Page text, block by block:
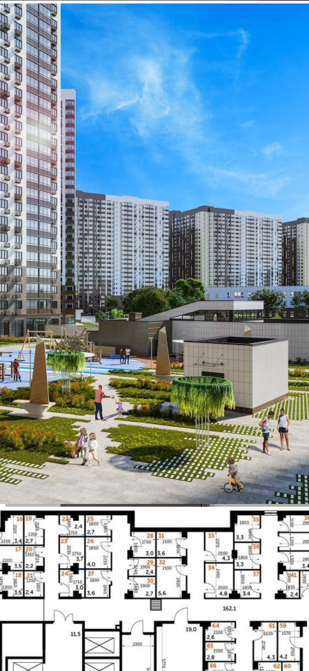
Желаемый / подходящий вид деятельности
Не указано
Назначение
Не указано
Размер площади (м2)
3.3
Цена за помещение
430 650 руб.
О помещении